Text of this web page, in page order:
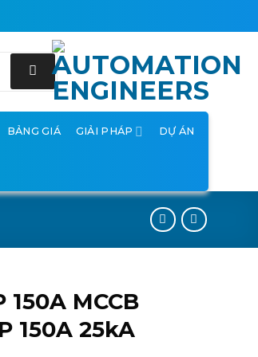
BẢNG GIÁ GIẢI PHÁP DỰ ÁN
150A MCCB
150A 25kA